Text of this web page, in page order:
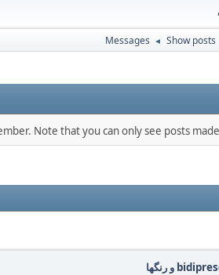
Show posts
◄
Messages
Note that you can only see posts